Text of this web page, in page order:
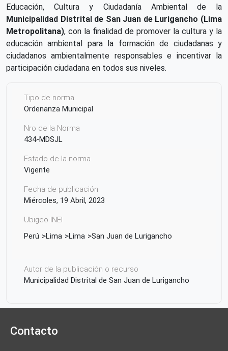
Educación, Cultura y Ciudadanía Ambiental de la
Municipalidad Distrital de San Juan de Lurigancho (Lima
Metropolitana), con la finalidad de promover la cultura y la
educación ambiental para la formación de ciudadanas y
ciudadanos ambientalmente responsables e incentivar la
participación ciudadana en todos sus niveles.
Tipo de norma
Ordenanza Municipal
Nro de la Norma
434-MDSJL
Estado de la norma
Vigente
Fecha de publicación
Miércoles, 19 Abril, 2023
Ubigeo INEI
Perú
Lima Lima San Juan de Lurigancho
Autor de la publicación o recurso
Municipalidad Distrital de San Juan de Lurigancho
Contacto